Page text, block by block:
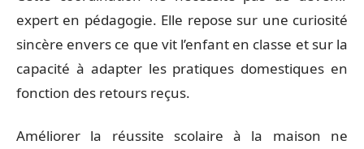
expert en pédagogie. Elle repose sur une curiosité
sincère envers ce que vit l’enfant en classe et sur la
capacité à adapter les pratiques domestiques en
fonction des retours reçus.
Améliorer la réussite scolaire à la maison ne